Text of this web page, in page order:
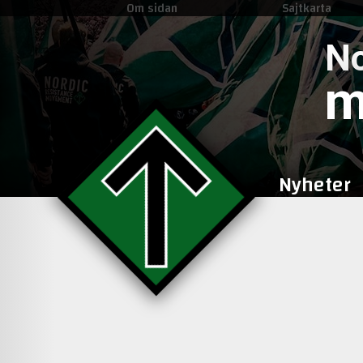
Om sidan Sajtkarta
Nyheter